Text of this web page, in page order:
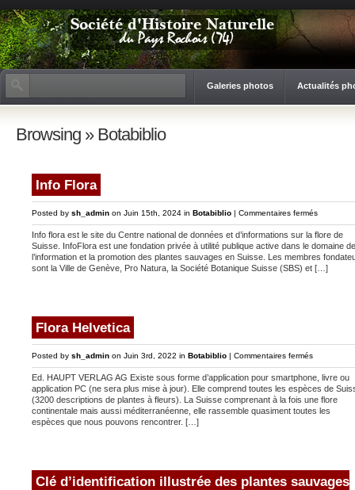
Galeries photos Actualités
Browsing » Botabiblio
Info Flora
Posted by sh_admin on Juin 15th, 2024 in Botabiblio | Commentaires ferméssur
Info
Flora
Info flora est le site du Centre national de données et d’informations sur la flore de
Suisse. InfoFlora est une fondation privée à utilité publique active dans le domaine de
l’information et la promotion des plantes sauvages en Suisse. Les membres
sont la Ville de Genève, Pro Natura, la Société Botanique Suisse (SBS) et […]
Flora Helvetica
Posted by sh_admin on Juin 3rd, 2022 in Botabiblio | Commentaires ferméssur
Flora
Helvetica
Ed. HAUPT VERLAG AG Existe sous forme d’application pour smartphone, livre ou
application PC (ne sera plus mise à jour). Elle comprend toutes les espèces de
(3200 descriptions de plantes à fleurs). La Suisse comprenant à la fois une flore
continentale mais aussi méditerranéenne, elle rassemble quasiment toutes les
espèces que nous pouvons rencontrer. […]
Clé d’identification illustrée des plantes sauvages